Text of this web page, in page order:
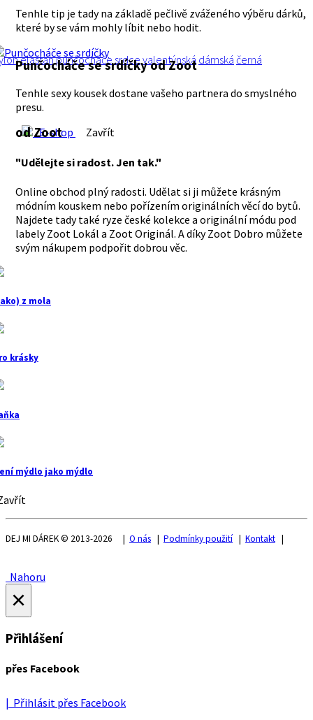
Tenhle tip je tady na základě pečlivě zváženého výběru dárků,
které by se vám mohly líbit nebo hodit.
elastanpunčocháčesrdcevalentýnská dámská černá
Punčocháče se srdíčkyod Zoot
Tenhle sexy kousek dostane vašeho partnera do smyslného
presu.
E-shop
Zavřít
od Zoot
"Udělejte si radost. Jen tak."
Online obchod plný radosti. Udělat si ji můžete krásným
módním kouskem nebo pořízením originálních věcí do bytů.
Najdete tady také ryze české kolekce a originální módu pod
labely Zoot Lokál a Zoot Originál. A díky Zoot Dobro můžete
svým nákupem podpořit dobrou věc.
z mola
krásky
mýdlo jako mýdlo
DEJ MI DÁREK © 2013-2026 | O nás | Podmínky použití| Kontakt |
Nahoru
×
Přihlášení
přes Facebook
| Přihlásit přes Facebook